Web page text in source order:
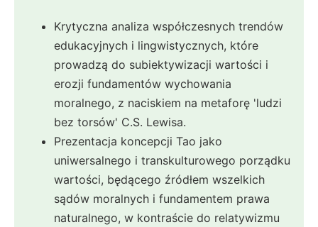
Krytyczna analiza współczesnych trendów
edukacyjnych i lingwistycznych, które
prowadzą do subiektywizacji wartości i
erozji fundamentów wychowania
moralnego, z naciskiem na metaforę 'ludzi
bez torsów' C.S. Lewisa.
Prezentacja koncepcji Tao jako
uniwersalnego i transkulturowego porządku
wartości, będącego źródłem wszelkich
sądów moralnych i fundamentem prawa
naturalnego, w kontraście do relatywizmu